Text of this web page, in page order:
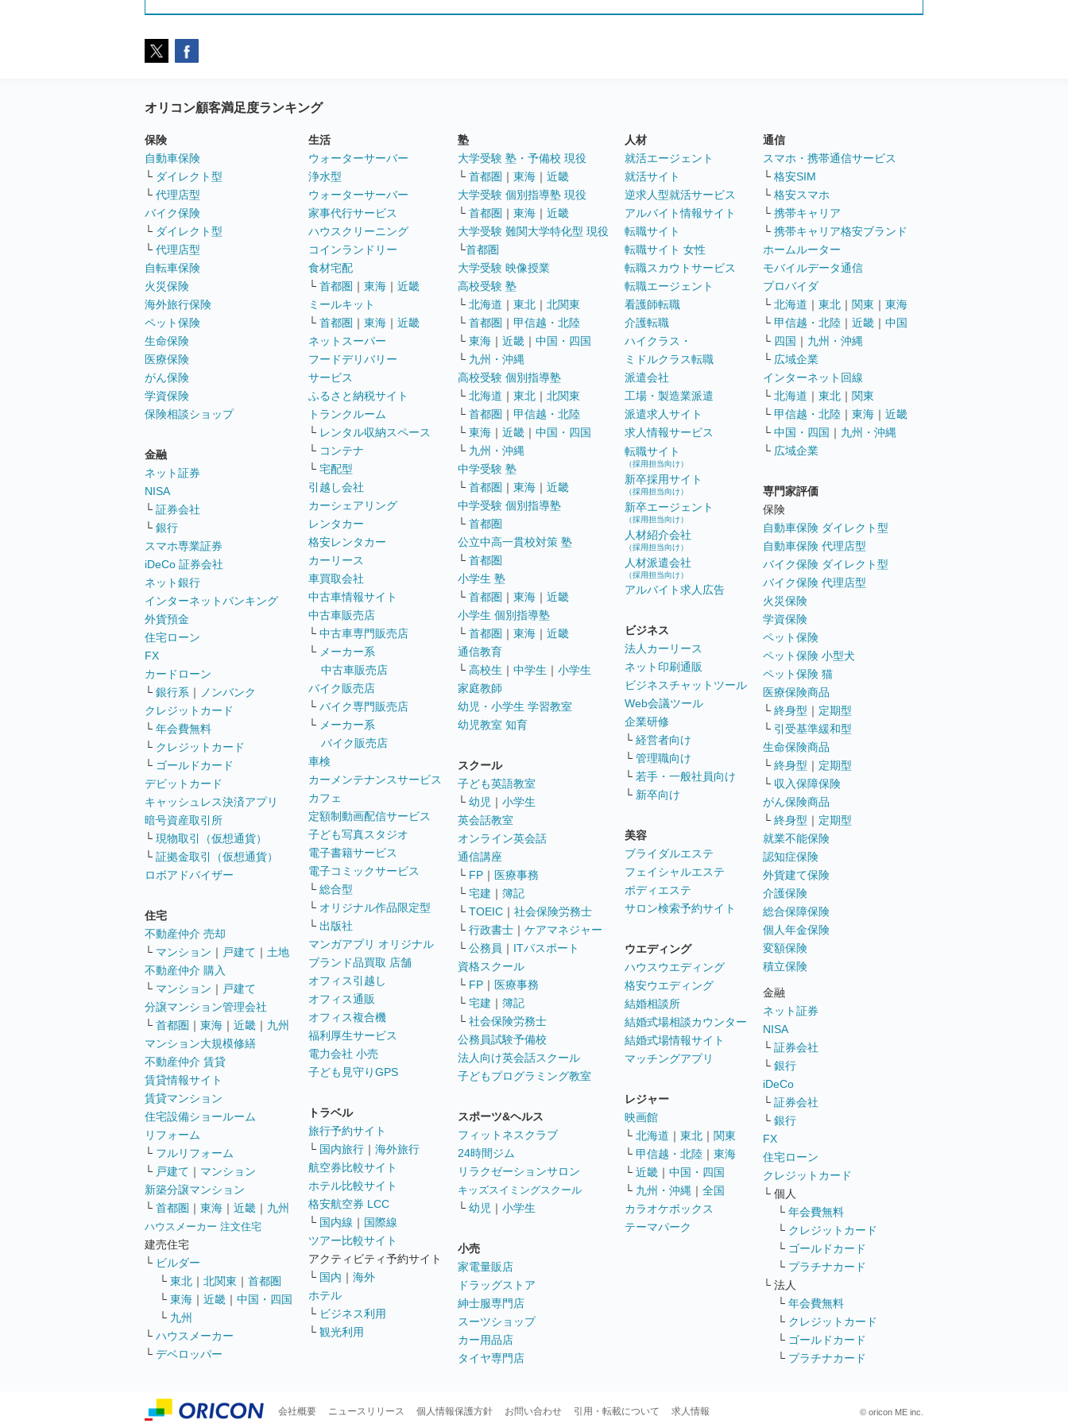
オリコン顧客満足度ランキング
保険
自動車保険
└ ダイレクト型
└ 代理店型
バイク保険
└ ダイレクト型
└ 代理店型
自転車保険
火災保険
海外旅行保険
ペット保険
生命保険
医療保険
がん保険
学資保険
保険相談ショップ
金融
ネット証券
NISA
└ 証券会社
└ 銀行
スマホ専業証券
iDeCo 証券会社
ネット銀行
インターネットバンキング
外貨預金
住宅ローン
FX
カードローン
└ 銀行系 ｜
ノンバンク
クレジットカード
└ 年会費無料
└ クレジットカード
└ ゴールドカード
デビットカード
キャッシュレス決済アプリ
暗号資産取引所
└ 現物取引（仮想通貨）
└ 証拠金取引（仮想通貨）
ロボアドバイザー
住宅
不動産仲介 売却
└ マンション ｜ 戸建て ｜ 土地
不動産仲介 購入
└ マンション ｜ 戸建て
分譲マンション管理会社
└ 首都圏 ｜ 東海 ｜ 近畿 ｜ 九州
マンション大規模修繕
不動産仲介 賃貸
賃貸情報サイト
賃貸マンション
住宅設備ショールーム
リフォーム
└ フルリフォーム
└ 戸建て ｜ マンション
新築分譲マンション
└ 首都圏 ｜ 東海 ｜ 近畿 ｜ 九州
ハウスメーカー 注文住宅
建売住宅
└ ビルダー
└ 東北 ｜ 北関東 ｜ 首都圏
└ 東海 ｜ 近畿 ｜ 中国・四国
└ 九州
└ ハウスメーカー
└ デベロッパー
生活
ウォーターサーバー
浄水型
ウォーターサーバー
家事代行サービス
ハウスクリーニング
コインランドリー
食材宅配
└ 首都圏 ｜ 東海 ｜ 近畿
ミールキット
└ 首都圏 ｜ 東海 ｜ 近畿
ネットスーパー
フードデリバリー
サービス
ふるさと納税サイト
トランクルーム
└ レンタル収納スペース
└ コンテナ
└ 宅配型
引越し会社
カーシェアリング
レンタカー
格安レンタカー
カーリース
車買取会社
中古車情報サイト
中古車販売店
└ 中古車専門販売店
└ メーカー系
中古車販売店
バイク販売店
└ バイク専門販売店
└ メーカー系
バイク販売店
車検
カーメンテナンスサービス
カフェ
定額制動画配信サービス
子ども写真スタジオ
電子書籍サービス
電子コミックサービス
└ 総合型
└ オリジナル作品限定型
└ 出版社
マンガアプリ オリジナル
ブランド品買取 店舗
オフィス引越し
オフィス通販
オフィス複合機
福利厚生サービス
電力会社 小売
子ども見守りGPS
トラベル
旅行予約サイト
└ 国内旅行 ｜ 海外旅行
航空券比較サイト
ホテル比較サイト
格安航空券 LCC
└ 国内線 ｜ 国際線
ツアー比較サイト
アクティビティ予約サイト
└ 国内 ｜ 海外
ホテル
└ ビジネス利用
└ 観光利用
塾
大学受験 塾・予備校 現役
└ 首都圏 ｜ 東海 ｜ 近畿
大学受験 個別指導塾 現役
└ 首都圏 ｜ 東海 ｜ 近畿
大学受験 難関大学特化型 現役
└首都圏
大学受験 映像授業
高校受験 塾
└ 北海道 ｜ 東北 ｜ 北関東
└ 首都圏 ｜ 甲信越・北陸
└ 東海 ｜ 近畿 ｜ 中国・四国
└ 九州・沖縄
高校受験 個別指導塾
└ 北海道 ｜ 東北 ｜ 北関東
└ 首都圏 ｜ 甲信越・北陸
└ 東海 ｜ 近畿 ｜ 中国・四国
└ 九州・沖縄
中学受験 塾
└ 首都圏 ｜ 東海 ｜ 近畿
中学受験 個別指導塾
└ 首都圏
公立中高一貫校対策 塾
└ 首都圏
小学生 塾
└ 首都圏 ｜ 東海 ｜ 近畿
小学生 個別指導塾
└ 首都圏 ｜ 東海 ｜ 近畿
通信教育
└ 高校生 ｜ 中学生 ｜ 小学生
家庭教師
幼児・小学生 学習教室
幼児教室 知育
スクール
子ども英語教室
└ 幼児 ｜ 小学生
英会話教室
オンライン英会話
通信講座
└ FP ｜ 医療事務
└ 宅建 ｜ 簿記
└ TOEIC ｜ 社会保険労務士
└ 行政書士 ｜ ケアマネジャー
└ 公務員 ｜ ITパスポート
資格スクール
└ FP ｜ 医療事務
└ 宅建 ｜ 簿記
└ 社会保険労務士
公務員試験予備校
法人向け英会話スクール
子どもプログラミング教室
スポーツ&ヘルス
フィットネスクラブ
24時間ジム
リラクゼーションサロン
キッズスイミングスクール
└ 幼児 ｜ 小学生
小売
家電量販店
ドラッグストア
紳士服専門店
スーツショップ
カー用品店
タイヤ専門店
人材
就活エージェント
就活サイト
逆求人型就活サービス
アルバイト情報サイト
転職サイト
転職サイト 女性
転職スカウトサービス
転職エージェント
看護師転職
介護転職
ハイクラス・
ミドルクラス転職
派遣会社
工場・製造業派遣
派遣求人サイト
求人情報サービス
転職サイト
（採用担当向け）
新卒採用サイト
（採用担当向け）
新卒エージェント
（採用担当向け）
人材紹介会社
（採用担当向け）
人材派遣会社
（採用担当向け）
アルバイト求人広告
ビジネス
法人カーリース
ネット印刷通販
ビジネスチャットツール
Web会議ツール
企業研修
└ 経営者向け
└ 管理職向け
└ 若手・一般社員向け
└ 新卒向け
美容
ブライダルエステ
フェイシャルエステ
ボディエステ
サロン検索予約サイト
ウエディング
ハウスウエディング
格安ウエディング
結婚相談所
結婚式場相談カウンター
結婚式場情報サイト
マッチングアプリ
レジャー
映画館
└ 北海道 ｜ 東北 ｜ 関東
└ 甲信越・北陸 ｜ 東海
└ 近畿 ｜ 中国・四国
└ 九州・沖縄 ｜ 全国
カラオケボックス
テーマパーク
通信
スマホ・携帯通信サービス
└ 格安SIM
└ 格安スマホ
└ 携帯キャリア
└ 携帯キャリア格安ブランド
ホームルーター
モバイルデータ通信
プロバイダ
└ 北海道 ｜ 東北 ｜ 関東 ｜ 東海
└ 甲信越・北陸 ｜ 近畿 ｜ 中国
└ 四国 ｜ 九州・沖縄
└ 広域企業
インターネット回線
└ 北海道 ｜ 東北 ｜ 関東
└ 甲信越・北陸 ｜ 東海 ｜ 近畿
└ 中国・四国 ｜ 九州・沖縄
└ 広域企業
専門家評価
保険
自動車保険 ダイレクト型
自動車保険 代理店型
バイク保険 ダイレクト型
バイク保険 代理店型
火災保険
学資保険
ペット保険
ペット保険 小型犬
ペット保険 猫
医療保険商品
└ 終身型 ｜ 定期型
└ 引受基準緩和型
生命保険商品
└ 終身型 ｜ 定期型
└ 収入保障保険
がん保険商品
└ 終身型 ｜ 定期型
就業不能保険
認知症保険
外貨建て保険
介護保険
総合保障保険
個人年金保険
変額保険
積立保険
金融
ネット証券
NISA
└ 証券会社
└ 銀行
iDeCo
└ 証券会社
└ 銀行
FX
住宅ローン
クレジットカード
└ 個人
└ 年会費無料
└ クレジットカード
└ ゴールドカード
└ プラチナカード
└ 法人
└ 年会費無料
└ クレジットカード
└ ゴールドカード
└ プラチナカード
会社概要 ニュースリリース 個人情報保護方針 お問い合わせ 引用・転載について 求人情報 © oricon ME inc.